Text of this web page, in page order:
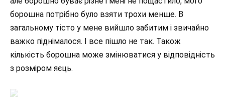
борошна потрібно було взяти трохи менше. В
загальному тісто у мене вийшло забитим і звичайно
важко піднімалося. І все пішло не так. Також
кількість борошна може змінюватися у відповідність
з розміром яєць.